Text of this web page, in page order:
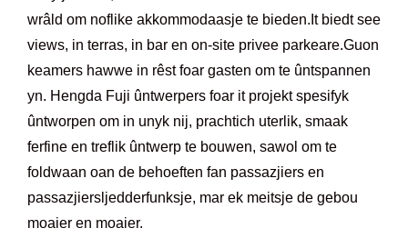
wrâld om noflike akkommodaasje te bieden.It biedt see
views, in terras, in bar en on-site privee parkeare.Guon
keamers hawwe in rêst foar gasten om te ûntspannen
yn. Hengda Fuji ûntwerpers foar it projekt spesifyk
ûntworpen om in unyk nij, prachtich uterlik, smaak
ferfine en treflik ûntwerp te bouwen, sawol om te
foldwaan oan de behoeften fan passazjiers en
passazjiersljedderfunksje, mar ek meitsje de gebou
moaier en moaier.